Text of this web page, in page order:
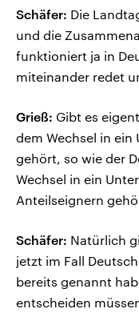
Schäfer: Die
und die
funktioniert ja in
miteinander redet
Grieß: Gibt es
dem Wechsel in ein
gehört, so wie der
Wechsel in ein
Anteilseignern
Schäfer: Natürlich
jetzt im Fall
bereits genannt
entscheiden